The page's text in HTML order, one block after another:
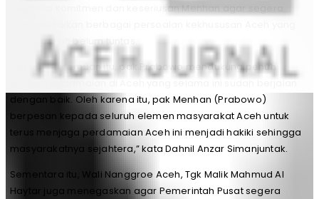
meminta komitmen dan keseriusan Menhan agar segera
masih masih belum tuntas.
“Dalam pertemuan itu, pak Prabowo mendukung penuh
dengan baik. Oleh karena itu, pak Menhan (Prabowo)
berpesan kepada seluruh elemen masyarakat Aceh untuk
terus menjaga perdamaian Aceh ini menjadi hakiki sehingga
masyarakatnya sejahtera,” kata Dahnil Anzar Simanjuntak.
Sementara itu, Wali Nanggroe Aceh, Tgk Malik Mahmud Al
Haytar juga menegaskan agar Pemerintah Pusat segera